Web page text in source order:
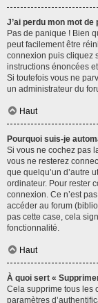
J’ai perdu mon mot de
Pas de panique ! Bien
peut facilement être
connexion puis cliquez
instructions énoncées
Si toutefois vous ne
un administrateur du
Haut
Pourquoi suis-je
Si vous ne cochez pas
vous ne resterez
que quelqu’un d’autre
ordinateur. Pour rester
connexion. Ce n’est
accéder au forum
pas cette case, cela
fonctionnalité.
Haut
À quoi sert «
Cela supprime tous les
paramètres